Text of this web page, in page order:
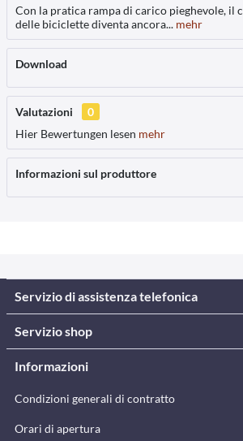
Con la pratica rampa di carico pieghevole, il
delle biciclette diventa ancora... mehr
Download
Valutazioni
0
Hier Bewertungen lesen mehr
Informazioni sul produttore
Servizio di assistenza telefonica
Servizio shop
Informazioni
Condizioni generali di contratto
Orari di apertura